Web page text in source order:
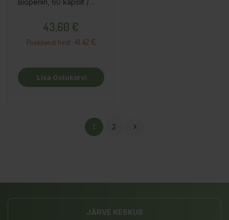
Bioperiin, 60 kapslit /
43,60 €
Püsikliendi hind : 41.42 €
Lisa Ostukorvi
1 2 
JÄRVE KESKUS